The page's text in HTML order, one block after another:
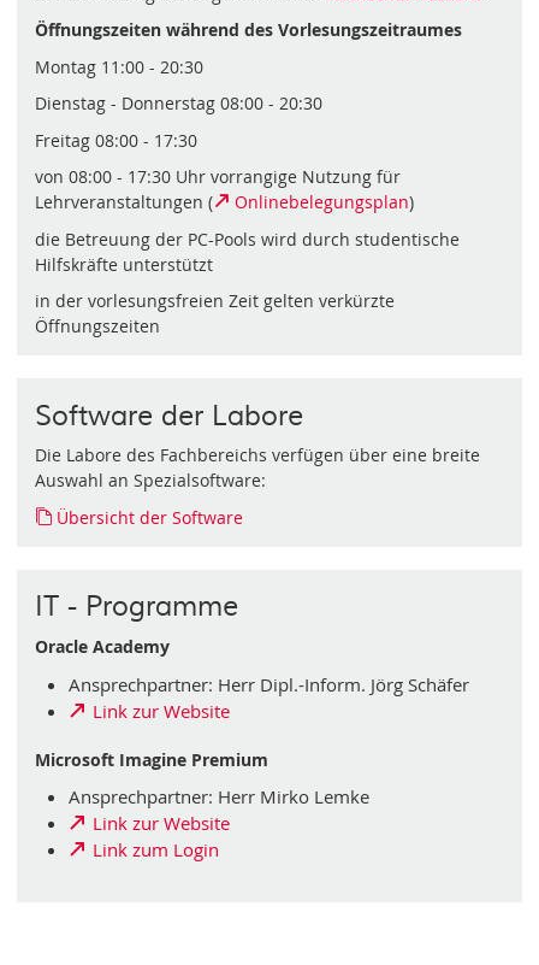
Öffnungszeiten während des Vorlesungszeitraumes
Montag 11:00 - 20:30
Dienstag - Donnerstag 08:00 - 20:30
Freitag 08:00 - 17:30
von 08:00 - 17:30 Uhr vorrangige Nutzung für
Lehrveranstaltungen (
Onlinebelegungsplan)
die Betreuung der PC-Pools wird durch studentische
Hilfskräfte unterstützt
in der vorlesungsfreien Zeit gelten verkürzte
Öffnungszeiten
Software der Labore
Die Labore des Fachbereichs verfügen über eine breite
Auswahl an Spezialsoftware:
Übersicht der Software
IT - Programme
Oracle Academy
Ansprechpartner: Herr Dipl.-Inform. Jörg Schäfer
Link zur Website
Microsoft Imagine Premium
Ansprechpartner: Herr Mirko Lemke
Link zur Website
Link zum Login